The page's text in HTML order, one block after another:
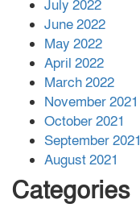
July 2022
June 2022
May 2022
April 2022
March 2022
November 2021
October 2021
September 2021
August 2021
Categories